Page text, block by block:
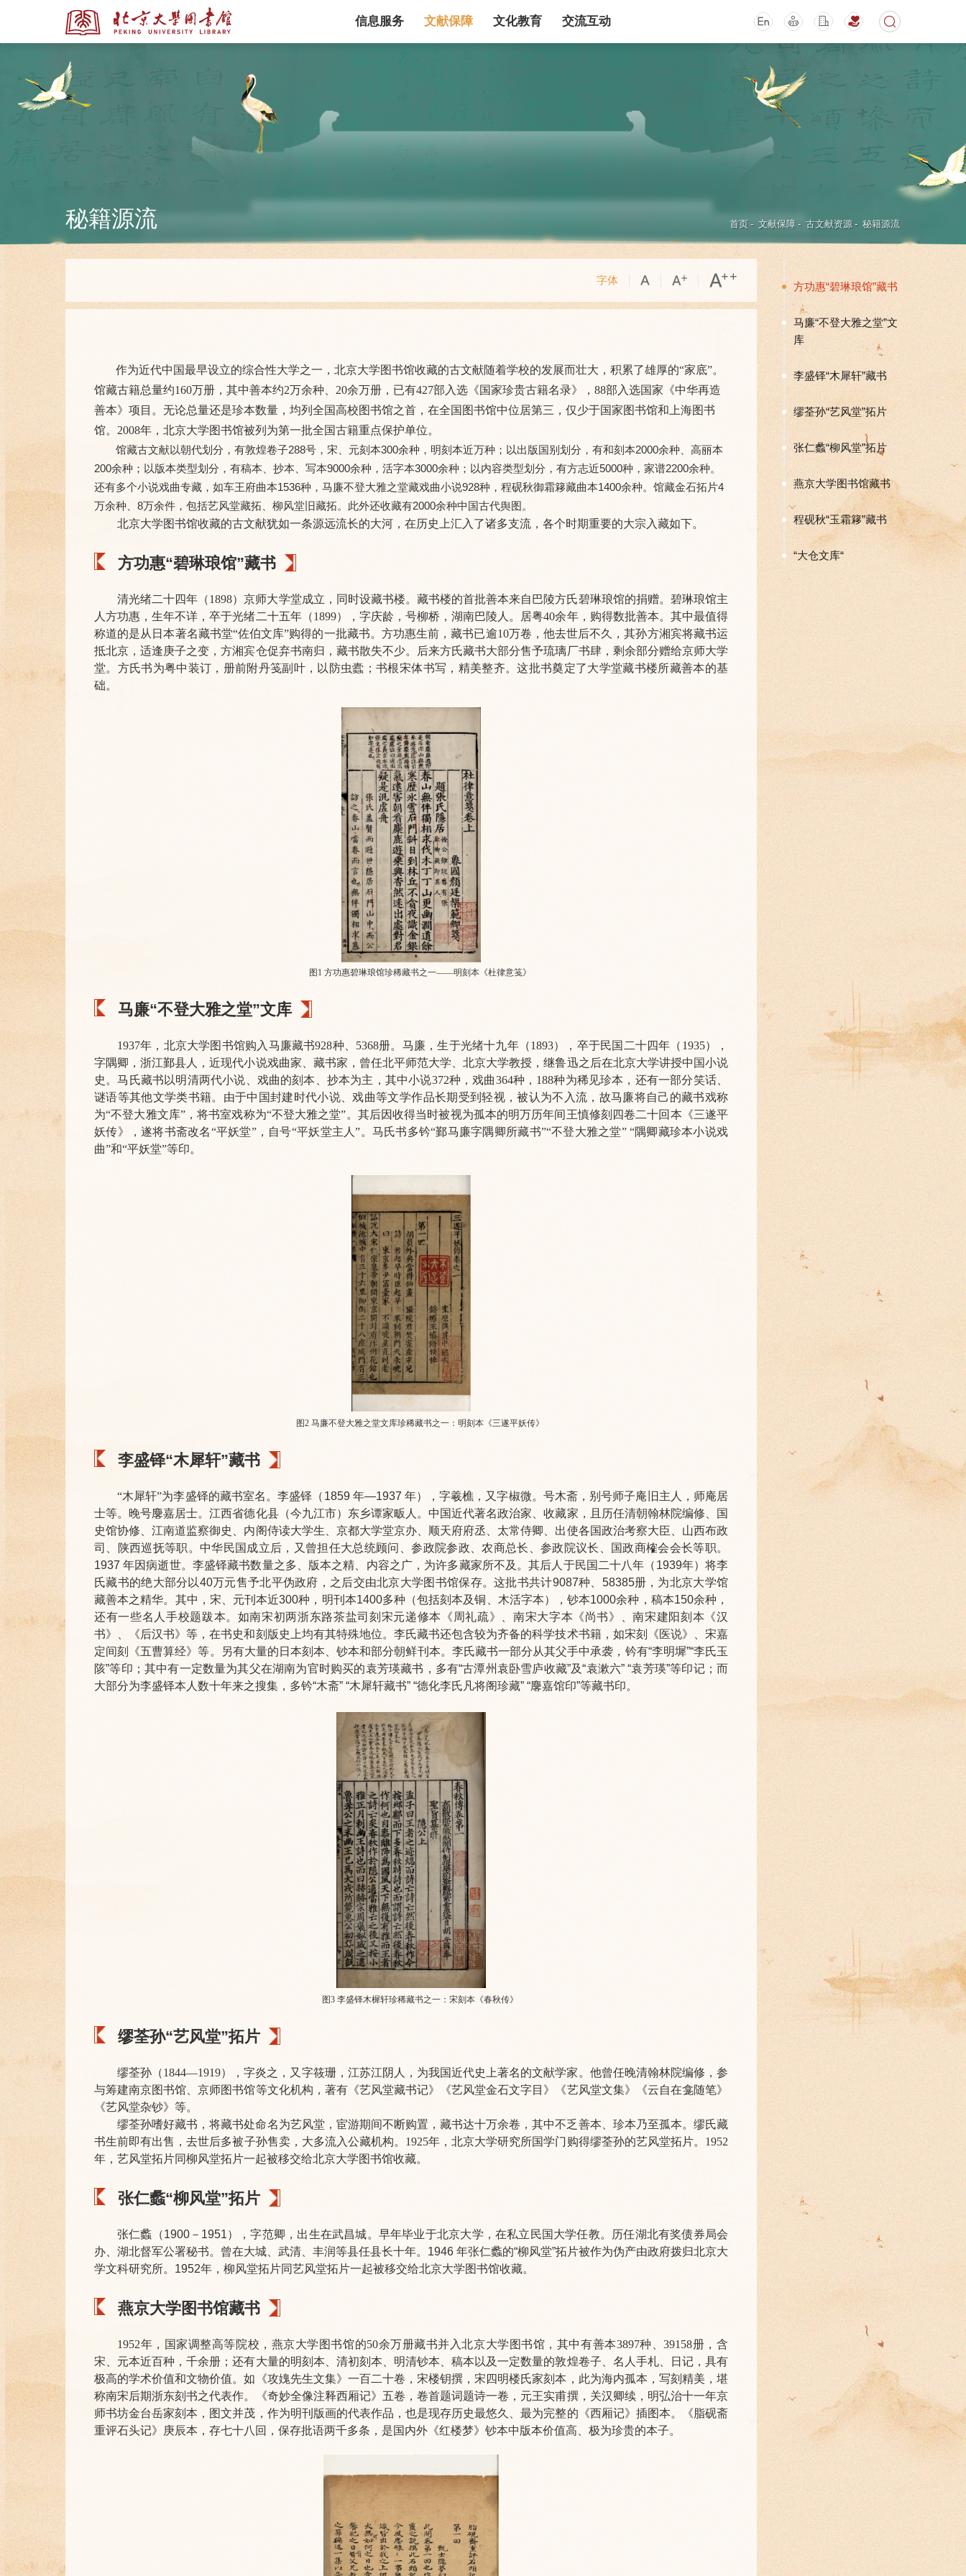
全部资源
全部资源 论文、书、报告 数据库
北京大学学位论文
信息服务 文献保障 文化教育 交流互动
首页 - 文献保障 - 古文献资源 - 秘籍源流
秘籍源流
方功惠“碧琳琅馆”藏书
马廉“不登大雅之堂”文
库
李盛铎“木犀轩”藏书
缪荃孙“艺风堂”拓片
张仁蠡“柳风堂”拓片
燕京大学图书馆藏书
程砚秋“玉霜簃”藏书
“大仓文库“
字体
作为近代中国最早设立的综合性大学之一，北京大学图书馆收藏的古文献随着学校的发展而壮大，积累了雄厚的“家底”。
馆藏古籍总量约160万册，其中善本约2万余种、20余万册，已有427部入选《国家珍贵古籍名录》，88部入选国家《中华再造
善本》项目。无论总量还是珍本数量，均列全国高校图书馆之首，在全国图书馆中位居第三，仅少于国家图书馆和上海图书
馆。2008年，北京大学图书馆被列为第一批全国古籍重点保护单位。
馆藏古文献以朝代划分，有敦煌卷子288号，宋、元刻本300余种，明刻本近万种；以出版国别划分，有和刻本2000余种、高丽本
200余种；以版本类型划分，有稿本、抄本、写本9000余种，活字本3000余种；以内容类型划分，有方志近5000种，家谱2200余种。
还有多个小说戏曲专藏，如车王府曲本1536种，马廉不登大雅之堂藏戏曲小说928种，程砚秋御霜簃藏曲本1400余种。馆藏金石拓片4
万余种、8万余件，包括艺风堂藏拓、柳风堂旧藏拓。此外还收藏有2000余种中国古代舆图。
北京大学图书馆收藏的古文献犹如一条源远流长的大河，在历史上汇入了诸多支流，各个时期重要的大宗入藏如下。
方功惠“碧琳琅馆”藏书
清光绪二十四年（1898）京师大学堂成立，同时设藏书楼。藏书楼的首批善本来自巴陵方氏碧琳琅馆的捐赠。碧琳琅馆主
人方功惠，生年不详，卒于光绪二十五年（1899），字庆龄，号柳桥，湖南巴陵人。居粤40余年，购得数批善本。其中最值得
称道的是从日本著名藏书堂“佐伯文库”购得的一批藏书。方功惠生前，藏书已逾10万卷，他去世后不久，其孙方湘宾将藏书运
抵北京，适逢庚子之变，方湘宾仓促弃书南归，藏书散失不少。后来方氏藏书大部分售予琉璃厂书肆，剩余部分赠给京师大学
堂。方氏书为粤中装订，册前附丹笺副叶，以防虫蠹；书根宋体书写，精美整齐。这批书奠定了大学堂藏书楼所藏善本的基
础。
图1 方功惠碧琳琅馆珍稀藏书之一——明刻本《杜律意笺》
马廉“不登大雅之堂”文库
1937年，北京大学图书馆购入马廉藏书928种、5368册。马廉，生于光绪十九年（1893），卒于民国二十四年（1935），
字隅卿，浙江鄞县人，近现代小说戏曲家、藏书家，曾任北平师范大学、北京大学教授，继鲁迅之后在北京大学讲授中国小说
史。马氏藏书以明清两代小说、戏曲的刻本、抄本为主，其中小说372种，戏曲364种，188种为稀见珍本，还有一部分笑话、
谜语等其他文学类书籍。由于中国封建时代小说、戏曲等文学作品长期受到轻视，被认为不入流，故马廉将自己的藏书戏称
为“不登大雅文库”，将书室戏称为“不登大雅之堂”。其后因收得当时被视为孤本的明万历年间王慎修刻四卷二十回本《三遂平
妖传》，遂将书斋改名“平妖堂”，自号“平妖堂主人”。马氏书多钤“鄞马廉字隅卿所藏书”“不登大雅之堂” “隅卿藏珍本小说戏
曲”和“平妖堂”等印。
图2 马廉不登大雅之堂文库珍稀藏书之一：明刻本《三遂平妖传》
李盛铎“木犀轩”藏书
“木犀轩”为李盛铎的藏书室名。李盛铎（ 1859 年—1937 年），字羲樵，又字椒微。号木斋，别号师子庵旧主人，师庵居
士等。晚号麐嘉居士。江西省德化县（今九江市）东乡谭家畈人。中国近代著名政治家、收藏家，且历任清朝翰林院编修、国
史馆协修、江南道监察御史、内阁侍读大学生、京都大学堂京办、顺天府府丞、太常侍卿、出使各国政治考察大臣、山西布政
司、陕西巡抚等职。中华民国成立后，又曾担任大总统顾问、参政院参政、农商总长、参政院议长、国政商榷会会长等职。
1937年因病逝世。 李盛铎藏书数量之多、版本之精、内容之广，为许多藏家所不及。其后人于民国二十八年（1939年）将李
氏藏书的绝大部分以40万元售予北平伪政府，之后交由北京大学图书馆保存。这批书共计9087种、58385册，为北京大学馆
藏善本之精华。其中，宋、元刊本近300种，明刊本1400多种（包括刻本及铜、木活字本），钞本1000余种，稿本150余种，
还有一些名人手校题跋本。如南宋初两浙东路茶盐司刻宋元递修本《周礼疏》、南宋大字本《尚书》、南宋建阳刻本《汉
书》、《后汉书》等，在书史和刻版史上均有其特殊地位。李氏藏书还包含较为齐备的科学技术书籍，如宋刻《医说》、宋嘉
定间刻《五曹算经》等。另有大量的日本刻本、钞本和部分朝鲜刊本。李氏藏书一部分从其父手中承袭，钤有“李明墀”“李氏玉
陔”等印；其中有一定数量为其父在湖南为官时购买的袁芳瑛藏书，多有“古潭州袁卧雪庐收藏”及“袁漱六” “袁芳瑛”等印记；而
大部分为李盛铎本人数十年来之搜集，多钤“木斋” “木犀轩藏书” “德化李氏凡将阁珍藏” “麐嘉馆印”等藏书印。
图3 李盛铎木樨轩珍稀藏书之一：宋刻本《春秋传》
缪荃孙“艺风堂”拓片
缪荃孙（1844—1919），字炎之，又字筱珊，江苏江阴人，为我国近代史上著名的文献学家。他曾任晚清翰林院编修，参
与筹建南京图书馆、京师图书馆等文化机构，著有《艺风堂藏书记》《艺风堂金石文字目》《艺风堂文集》《云自在龛随笔》
《艺风堂杂钞》等。
缪荃孙嗜好藏书，将藏书处命名为艺风堂，宦游期间不断购置，藏书达十万余卷，其中不乏善本、珍本乃至孤本。缪氏藏
书生前即有出售，去世后多被子孙售卖，大多流入公藏机构。1925年，北京大学研究所国学门购得缪荃孙的艺风堂拓片。1952
年，艺风堂拓片同柳风堂拓片一起被移交给北京大学图书馆收藏。
张仁蠡“柳风堂”拓片
张仁蠡（1900－1951），字范卿，出生在武昌城。早年毕业于北京大学，在私立民国大学任教。历任湖北有奖债券局会
办、湖北督军公署秘书。曾在大城、武清、丰润等县任县长十年。1946 年张仁蠡的“柳风堂”拓片被作为伪产由政府拨归北京大
学文科研究所。 1952年，柳风堂拓片同艺风堂拓片一起被移交给北京大学图书馆收藏。
燕京大学图书馆藏书
1952年，国家调整高等院校，燕京大学图书馆的50余万册藏书并入北京大学图书馆，其中有善本3897种、39158册，含
宋、元本近百种，千余册；还有大量的明刻本、清初刻本、明清钞本、稿本以及一定数量的敦煌卷子、名人手札、日记，具有
极高的学术价值和文物价值。如《攻媿先生文集》一百二十卷，宋楼钥撰，宋四明楼氏家刻本，此为海内孤本，写刻精美，堪
称南宋后期浙东刻书之代表作。《奇妙全像注释西厢记》五卷，卷首题词题诗一卷，元王实甫撰，关汉卿续，明弘治十一年京
师书坊金台岳家刻本，图文并茂，作为明刊版画的代表作品，也是现存历史最悠久、最为完整的《西厢记》插图本。《脂砚斋
重评石头记》庚辰本，存七十八回，保存批语两千多条，是国内外《红楼梦》钞本中版本价值高、极为珍贵的本子。